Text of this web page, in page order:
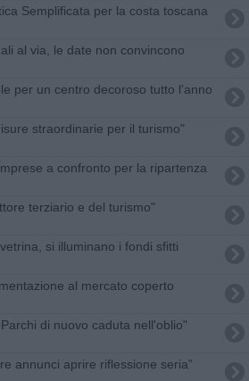
Semplificata per la costa toscana
al via, le date non convincono
per un centro decoroso tutto l'anno
straordinarie per il turismo"
a confronto per la ripartenza
terziario e del turismo"
si illuminano i fondi sfitti
al mercato coperto
di nuovo caduta nell'oblio"
annunci aprire riflessione seria”